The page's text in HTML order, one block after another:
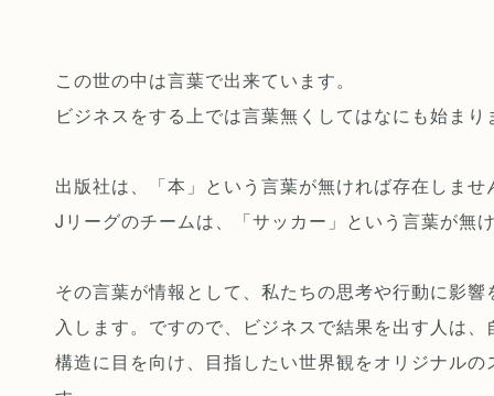
この世の中は言葉で出来ています。
ビジネスをする上では言葉無くしてはなにも始まり
出版社は、「本」という言葉が無ければ存在しませ
Jリーグのチームは、「サッカー」という言葉が無
その言葉が情報として、私たちの思考や行動に影
入します。ですので、ビジネスで結果を出す人は
構造に目を向け、目指したい世界観をオリジナル